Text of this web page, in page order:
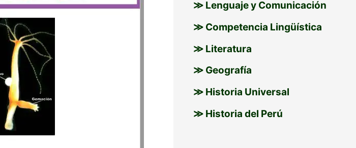
≫ Lenguaje y Comunicación
≫ Competencia Lingüística
≫ Literatura
≫ Geografía
≫ Historia Universal
≫ Historia del Perú